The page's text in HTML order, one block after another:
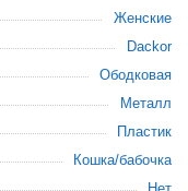
Женские
Dackor
Ободковая
Металл
Пластик
Кошка/бабочка